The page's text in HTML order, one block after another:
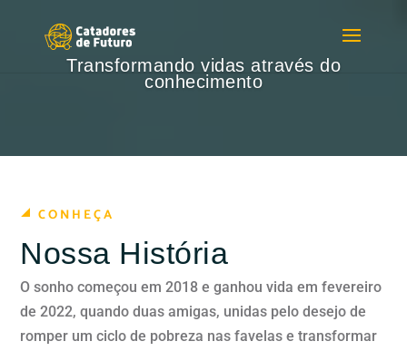
Transformando vidas através do
conhecimento
CONHEÇA
Nossa História
O sonho começou em 2018 e ganhou vida em fevereiro
de 2022, quando duas amigas, unidas pelo desejo de
romper um ciclo de pobreza nas favelas e transformar